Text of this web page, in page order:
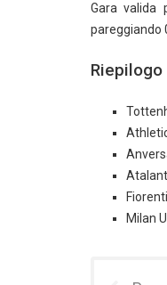
Gara valida
pareggiando
Milan